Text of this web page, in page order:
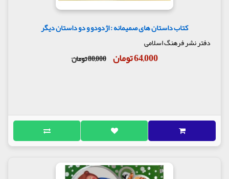
کتاب داستان های صمیمانه : اژدودو و دو داستان دیگر
دفتر نشر فرهنگ اسلامی
64,000 تومان 80,000 تومان